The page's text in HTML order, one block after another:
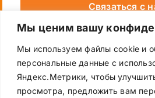
Мы ценим вашу
Мы используем файлы cookie и
персональные данные с
Яндекс.Метрики, чтобы
просмотра, предложить вам
Связаться с
+7 (495) 755-16-72
ecopack_russia@ecopack.com